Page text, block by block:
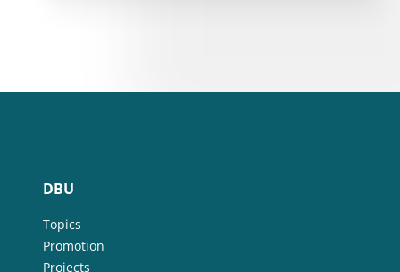
DBU
Topics
Promotion
Projects